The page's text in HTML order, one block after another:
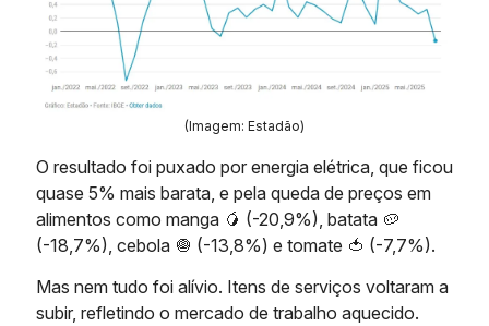
(Imagem: Estadão)
O resultado foi puxado por energia elétrica, que ficou
quase 5% mais barata, e pela queda de preços em
alimentos como manga 🥭 (-20,9%), batata 🥔
(-18,7%), cebola 🧅 (-13,8%) e tomate 🍅 (-7,7%).
Mas nem tudo foi alívio. Itens de serviços voltaram a
subir, refletindo o mercado de trabalho aquecido.